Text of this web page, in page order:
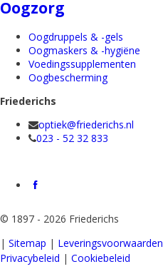
Oogzorg
Oogdruppels & -gels
Oogmaskers & -hygiëne
Voedingssupplementen
Oogbescherming
Friederichs
optiek@friederichs.nl
023 - 52 32 833
© 1897 - 2026 Friederichs
| Sitemap | Leveringsvoorwaarden
Privacybeleid | Cookiebeleid